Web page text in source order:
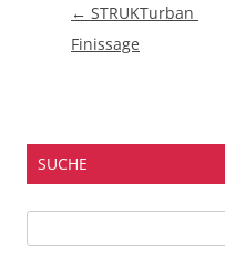
Beitragsnavigation
← STRUKTurban 
Finissage
SUCHE
nach: